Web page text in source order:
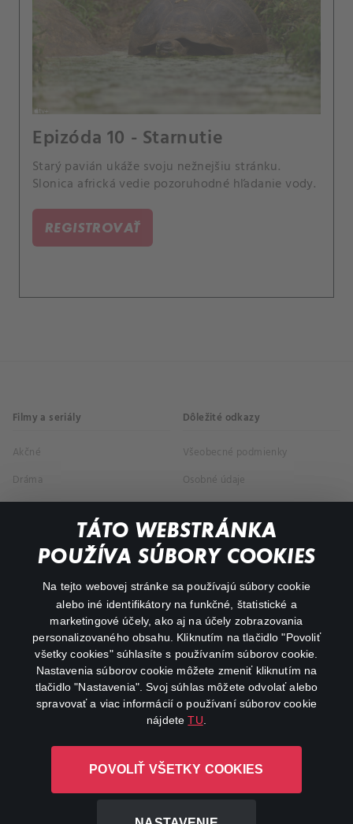
TÁTO WEBSTRÁNKA
POUŽÍVA SÚBORY COOKIES
Na tejto webovej stránke sa používajú súbory cookie
alebo iné identifikátory na funkčné, štatistické a
marketingové účely, ako aj na účely zobrazovania
personalizovaného obsahu. Kliknutím na tlačidlo "Povoliť
všetky cookies" súhlasíte s používaním súborov cookie.
Nastavenia súborov cookie môžete zmeniť kliknutím na
tlačidlo "Nastavenia". Svoj súhlas môžete odvolať alebo
spravovať a viac informácií o používaní súborov cookie
nájdeteTU
POVOLIŤ VŠETKY COOKIES
Epizóda 10 - Starnutie
Starý pavián ukáže svoju nežnejšiu stránku.
Slonica africká vedie pozoruhodné hľadanie vody.
REGISTROVAŤ
Filmy a seriály
Akčné
Dráma
Dokumentárne
Dôležité odkazy
Všeobecné podmienky
Osobné údaje
O aplikácii Canal+
Canal+ Luxembourg S. à r.l. so sídlom Rue Albert Borschette 4,